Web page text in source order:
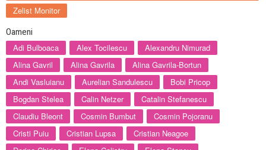
Zelist Monitor
Oameni
Adi Bulboaca Alex Tocilescu
Alexandru Nimurad
Alina Gavril
Alina Gavrila
Alina Gavrila-Bortun
Andi Vasluianu
Aurelian Sandulescu
Bobi Pricop
Bogdan Stelea
Calin Netzer
Catalin Stefanescu
Claudiu Bleont
Cosmin Bumbut
Cosmin Pojoranu
Cristi Puiu
Cristian Lupsa
Cristian Neagoe